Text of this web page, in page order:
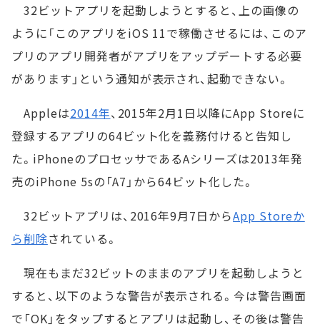
32ビットアプリを起動しようとすると、上の画像の
ように「このアプリをiOS 11で稼働させるには、このア
プリのアプリ開発者がアプリをアップデートする必要
があります」という通知が表示され、起動できない。
Appleは2014年、2015年2月1日以降にApp Storeに
登録するアプリの64ビット化を義務付けると告知し
た。iPhoneのプロセッサであるAシリーズは2013年発
売のiPhone 5sの「A7」から64ビット化した。
32ビットアプリは、2016年9月7日からApp Storeか
ら削除されている。
現在もまだ32ビットのままのアプリを起動しようと
すると、以下のような警告が表示される。今は警告画面
で「OK」をタップするとアプリは起動し、その後は警告